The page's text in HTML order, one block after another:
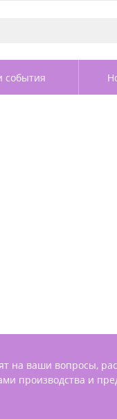
события
на ваши вопросы,
производства и